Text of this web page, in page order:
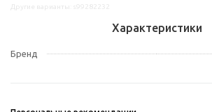
Характеристики
Бренд